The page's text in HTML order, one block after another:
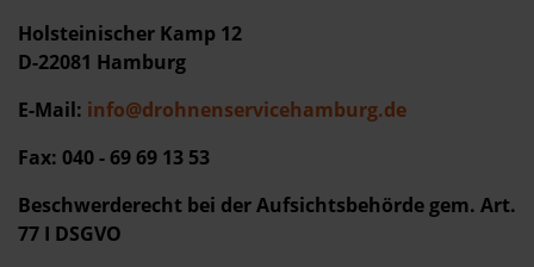
Holsteinischer Kamp 12
D-22081 Hamburg
E-Mail: info@drohnenservicehamburg.de
Fax: 040 - 69 69 13 53
Beschwerderecht bei der Aufsichtsbehörde gem. Art.
77 I DSGVO